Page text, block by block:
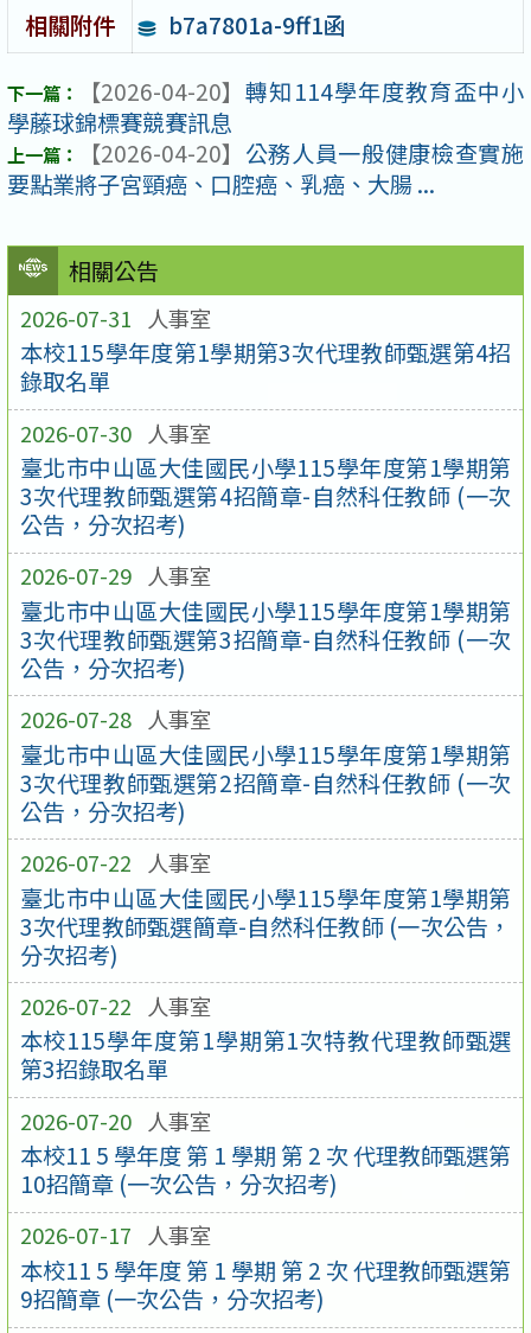
相關公告
2026-07-31 人事室
本校115學年度第1學期第3次代理教師甄選第4招
錄取名單
2026-07-30 人事室
臺北市中山區大佳國民小學115學年度第1學期第
3次代理教師甄選第4招簡章-自然科任教師 (一次
公告，分次招考)
2026-07-29 人事室
臺北市中山區大佳國民小學115學年度第1學期第
3次代理教師甄選第3招簡章-自然科任教師 (一次
公告，分次招考)
2026-07-28 人事室
臺北市中山區大佳國民小學115學年度第1學期第
3次代理教師甄選第2招簡章-自然科任教師 (一次
公告，分次招考)
2026-07-22 人事室
臺北市中山區大佳國民小學115學年度第1學期第
3次代理教師甄選簡章-自然科任教師 (一次公告，
分次招考)
2026-07-22 人事室
本校115學年度第1學期第1次特教代理教師甄選
第3招錄取名單
2026-07-20 人事室
本校11 5 學年度 第 1 學期 第 2 次 代理教師甄選第
10招簡章 (一次公告，分次招考)
2026-07-17 人事室
本校11 5 學年度 第 1 學期 第 2 次 代理教師甄選第
9招簡章 (一次公告，分次招考)
相關附件 b7a7801a-9ff1函
【2026-04-20】 轉知114學年度教育盃中小
學藤球錦標賽競賽訊息
【2026-04-20】 公務人員一般健康檢查實施
要點業將子宮頸癌、口腔癌、乳癌、大腸 ...